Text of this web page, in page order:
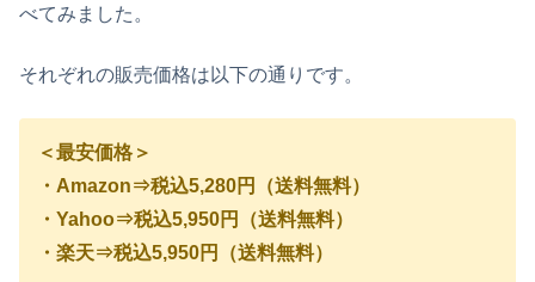
べてみました。
それぞれの販売価格は以下の通りです。
＜最安価格＞
・Amazon⇒税込5,280円（送料無料）
・Yahoo⇒税込5,950円（送料無料）
・楽天⇒税込5,950円（送料無料）